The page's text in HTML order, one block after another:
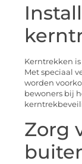
Kerntrekken
Met speciaal
worden
bewoners bij
Zorg